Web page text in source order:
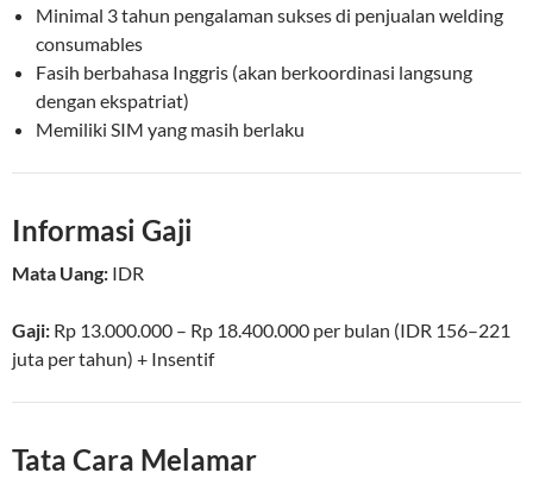
Minimal 3 tahun pengalaman sukses di penjualan welding
consumables
Fasih berbahasa Inggris (akan berkoordinasi langsung
dengan ekspatriat)
Memiliki SIM yang masih berlaku
Informasi Gaji
Mata Uang: IDR
Gaji: Rp 13.000.000 – Rp 18.400.000 per bulan (IDR 156–221
juta per tahun) + Insentif
Tata Cara Melamar